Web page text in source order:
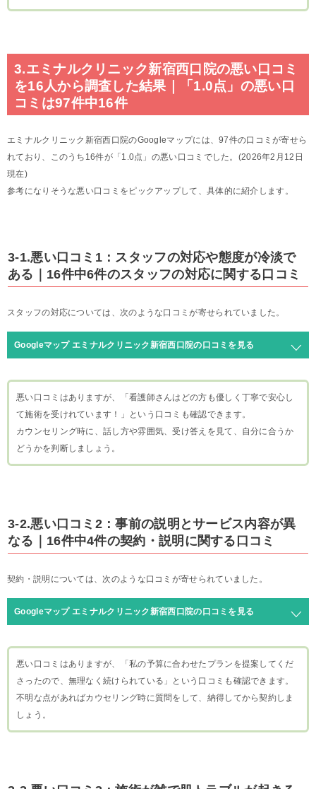
3.エミナルクリニック新宿西口院の悪い口コミ
を16人から調査した結果｜「1.0点」の悪い口
コミは97件中16件
エミナルクリニック新宿西口院のGoogleマップには、97件の口コミが寄せら
れており、このうち16件が「1.0点」の悪い口コミでした。(2026年2月12日
現在)
参考になりそうな悪い口コミをピックアップして、具体的に紹介します。
3-1.悪い口コミ1：スタッフの対応や態度が冷淡で
ある｜16件中6件のスタッフの対応に関する口コミ
スタッフの対応については、次のような口コミが寄せられていました。
Googleマップ エミナルクリニック新宿西口院の口コミを見る
悪い口コミはありますが、「看護師さんはどの方も優しく丁寧で安心し
て施術を受けれています！」という口コミも確認できます。
カウンセリング時に、話し方や雰囲気、受け答えを見て、自分に合うか
どうかを判断しましょう。
3-2.悪い口コミ2：事前の説明とサービス内容が異
なる｜16件中4件の契約・説明に関する口コミ
契約・説明については、次のような口コミが寄せられていました。
Googleマップ エミナルクリニック新宿西口院の口コミを見る
悪い口コミはありますが、「私の予算に合わせたプランを提案してくだ
さったので、無理なく続けられている」という口コミも確認できます。
不明な点があればカウセリング時に質問をして、納得してから契約しま
しょう。